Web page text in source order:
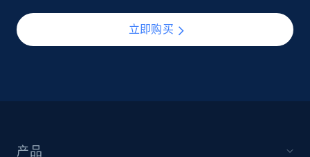
立即购买
产品